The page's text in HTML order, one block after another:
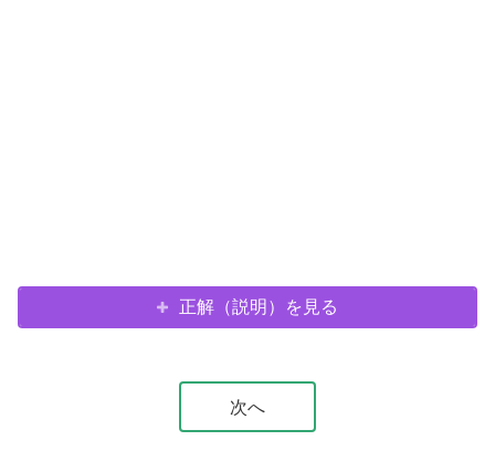
正解（説明）を見る
次へ